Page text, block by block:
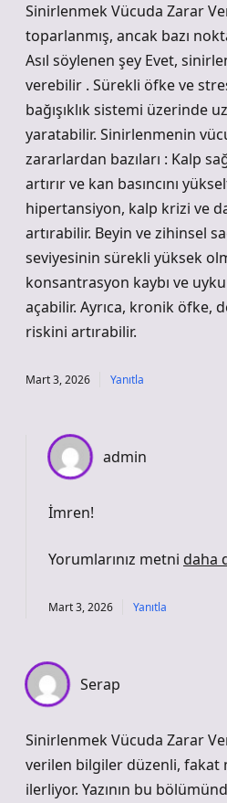
Sinirlenmek Vücuda Zarar
toparlanmış, ancak bazı
Asıl söylenen şey Evet,
verebilir . Sürekli öfke ve
bağışıklık sistemi üzerinde
yaratabilir. Sinirlenmenin
zararlardan bazıları : Kalp
artırır ve kan basıncını
hipertansiyon, kalp krizi ve
artırabilir. Beyin ve zihinsel
seviyesinin sürekli yüksek
konsantrasyon kaybı ve
açabilir. Ayrıca, kronik öfke,
riskini artırabilir.
Mart 3, 2026 Yanıtla
admin
İmren!
Yorumlarınız metni daha
Mart 3, 2026 Yanıtla
Serap
Sinirlenmek Vücuda Zarar
verilen bilgiler düzenli, fakat
ilerliyor. Yazının bu